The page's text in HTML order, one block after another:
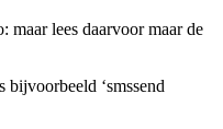
maar lees daarvoor maar de
bijvoorbeeld ‘smssend